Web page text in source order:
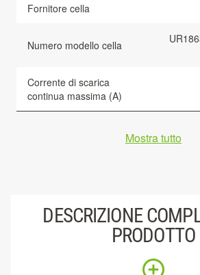
Fornitore cella
Numero modello cella
Corrente di scarica
continua massima (A)
Mostra tutto
DESCRIZIONE
PRODOTTO